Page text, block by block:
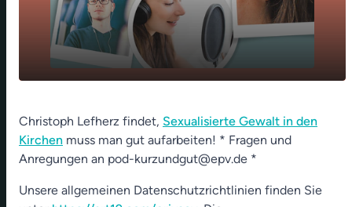
play_arrow (ForuM-Studie)
00:00
Christoph Lefherz findet, Sexualisierte Gewalt in den
Kirchen muss man gut aufarbeiten! * Fragen und
Anregungen an pod-kurzundgut@epv.de *
Unsere allgemeinen Datenschutzrichtlinien finden Sie